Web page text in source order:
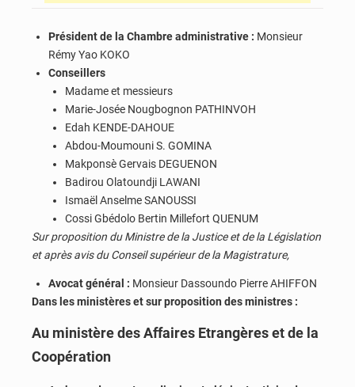
Président de la Chambre administrative : Monsieur
Rémy Yao KOKO
Conseillers
Madame et messieurs
Marie-Josée Nougbognon PATHINVOH
Edah KENDE-DAHOUE
Abdou-Moumouni S. GOMINA
Makponsè Gervais DEGUENON
Badirou Olatoundji LAWANI
Ismaël Anselme SANOUSSI
Cossi Gbédolo Bertin Millefort QUENUM
Sur proposition du Ministre de la Justice et de la Législation
et après avis du Conseil supérieur de la Magistrature,
Avocat général : Monsieur Dassoundo Pierre AHIFFON
Dans les ministères et sur proposition des ministres :
Au ministère des Affaires Etrangères et de la
Coopération